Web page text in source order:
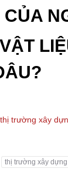
trường xây
thị trường xây dựng